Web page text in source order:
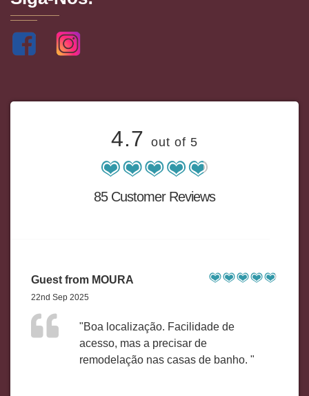
4.7 out of 5
85 Customer Reviews
Guest from MOURA
22nd Sep 2025
"Boa localização. Facilidade de
acesso, mas a precisar de
remodelação nas casas de banho. "